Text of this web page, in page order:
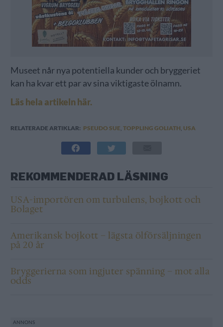
Museet når nya potentiella kunder och bryggeriet
kan ha kvar ett par av sina viktigaste ölnamn.
Läs hela artikeln här.
RELATERADE ARTIKLAR: PSEUDO SUE, TOPPLING GOLIATH, USA
REKOMMENDERAD LÄSNING
USA-importören om turbulens, bojkott och
Bolaget
Amerikansk bojkott – lägsta ölförsäljningen
på 20 år
Bryggerierna som ingjuter spänning – mot alla
odds